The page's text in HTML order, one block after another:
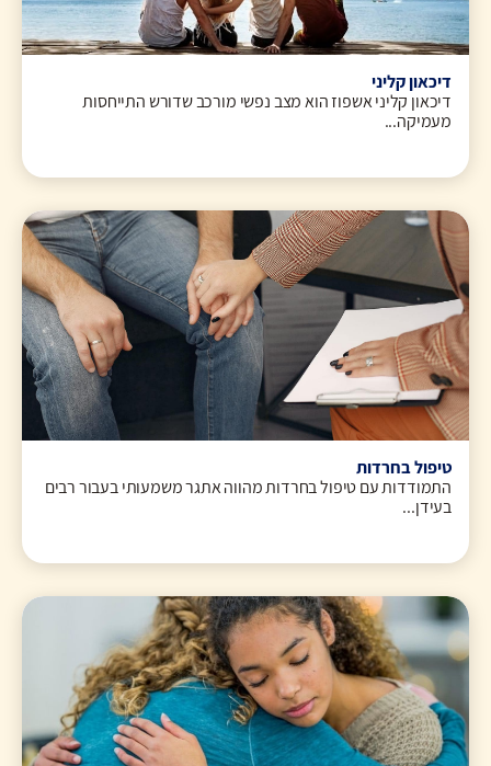
דיכאון קליני
דיכאון קליני אשפוז הוא מצב נפשי מורכב שדורש התייחסות
מעמיקה...
טיפול בחרדות
התמודדות עם טיפול בחרדות מהווה אתגר משמעותי בעבור רבים
בעידן...